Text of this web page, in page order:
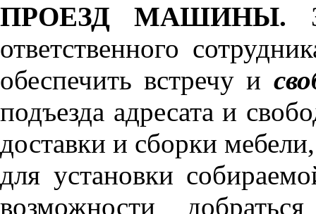
ПРОЕЗД МАШИНЫ.
ответственного
обеспечить встречу и
подъезда адресата и
доставки и сборки
для установки
возможности